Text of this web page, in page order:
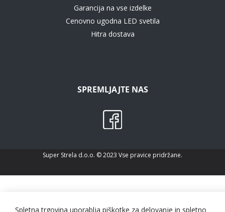
Garancija na vse izdelke
Cenovno ugodna LED svetila
Hitra dostava
SPREMLJAJTE NAS
Super Strela d.o.o. © 2023 Vse pravice pridržane.
Spletna trgovina uporablja piškotke za delovanje in spletno